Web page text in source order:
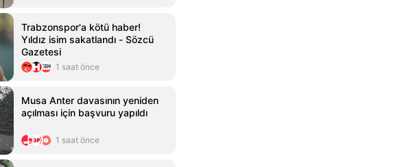
Trabzonspor'a kötü haber!
Yıldız isim sakatlandı - Sözcü
Gazetesi
1 saat önce
Musa Anter davasının yeniden
açılması için başvuru yapıldı
1 saat önce